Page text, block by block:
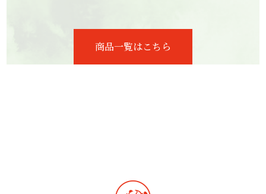
商品一覧はこちら